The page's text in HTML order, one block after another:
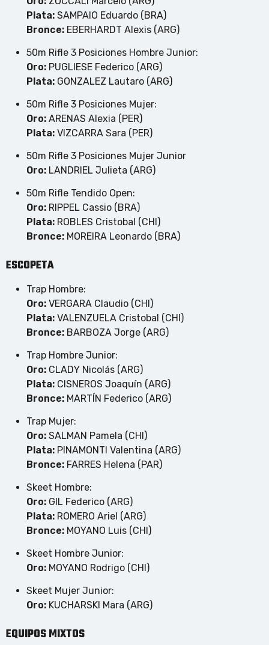
Plata: SAMPAIO Eduardo (BRA)
Bronce: EBERHARDT Alexis (ARG)
50m Rifle 3 Posiciones Hombre Junior:
Oro: PUGLIESE Federico (ARG)
Plata: GONZALEZ Lautaro (ARG)
50m Rifle 3 Posiciones Mujer:
Oro: ARENAS Alexia (PER)
Plata: VIZCARRA Sara (PER)
50m Rifle 3 Posiciones Mujer Junior
Oro: LANDRIEL Julieta (ARG)
50m Rifle Tendido Open:
Oro: RIPPEL Cassio (BRA)
Plata: ROBLES Cristobal (CHI)
Bronce: MOREIRA Leonardo (BRA)
ESCOPETA
Trap Hombre:
Oro: VERGARA Claudio (CHI)
Plata: VALENZUELA Cristobal (CHI)
Bronce: BARBOZA Jorge (ARG)
Trap Hombre Junior:
Oro: CLADY Nicolás (ARG)
Plata: CISNEROS Joaquín (ARG)
Bronce: MARTÍN Federico (ARG)
Trap Mujer:
Oro: SALMAN Pamela (CHI)
Plata: PINAMONTI Valentina (ARG)
Bronce: FARRES Helena (PAR)
Skeet Hombre:
Oro: GIL Federico (ARG)
Plata: ROMERO Ariel (ARG)
Bronce: MOYANO Luis (CHI)
Skeet Hombre Junior:
Oro: MOYANO Rodrigo (CHI)
Skeet Mujer Junior:
Oro: KUCHARSKI Mara (ARG)
EQUIPOS MIXTOS